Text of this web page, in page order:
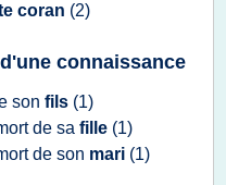
coran (2)
connaissance
son fils (1)
de sa fille (1)
de son mari (1)